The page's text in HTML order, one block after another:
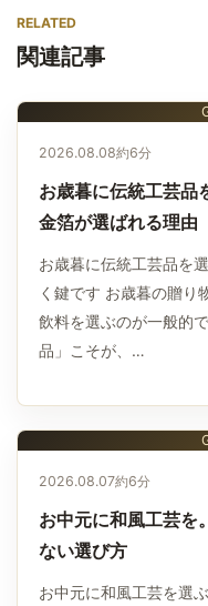
RELATED
関連記事
2026.08.08約6分
お歳暮に伝統工芸品
金箔が選ばれる理由
お歳暮に伝統工芸品を
く鍵です お歳暮の贈り
飲料を選ぶのが一般的
品」こそが、…
2026.08.07約6分
お中元に和風工芸を
ない選び方
お中元に和風工芸を選